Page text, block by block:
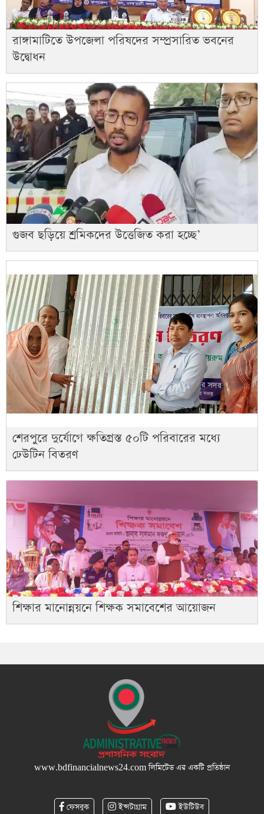
রাঙ্গামাটিতে উপজেলা পরিষদের সম্প্রসারিত ভবনের
উদ্বোধন
গুজব ছড়িয়ে শ্রমিকদের উত্তেজিত করা হচ্ছে’
শেরপুরে দুর্যোগে ক্ষতিগ্রস্ত ৫০টি পরিবারের মধ্যে
ঢেউটিন বিতরণ
শিক্ষার মানোন্নয়নে শিক্ষক সমাবেশের আয়োজন
www.bdfinancialnews24.comলিমিটেড এর একটি প্রতিষ্ঠান
ফেসবুক ইন্সটাগ্রাম ইউটিউব